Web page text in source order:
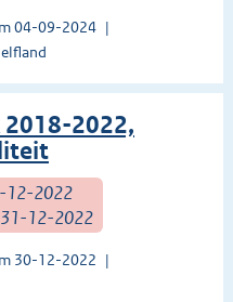
04-09-2024
2022,
12-2022
31-12-2022
30-12-2022